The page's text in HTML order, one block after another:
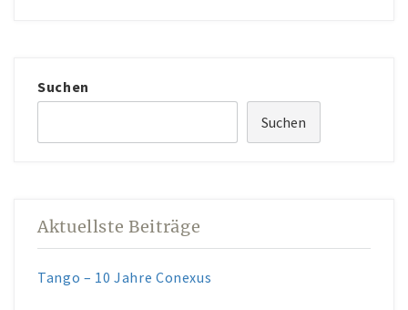
Suchen
Suchen
Aktuellste Beiträge
Tango – 10 Jahre Conexus